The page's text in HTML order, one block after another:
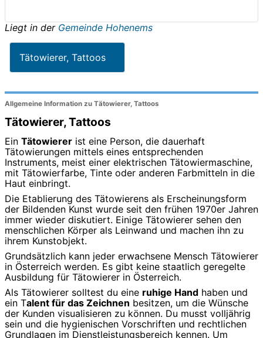
Liegt in der Gemeinde Hohenems
Tätowierer, Tattoos
Allgemeine Information zu Tätowierer, Tattoos
Tätowierer, Tattoos
Ein Tätowierer ist eine Person, die dauerhaft
Tätowierungen mittels eines entsprechenden
Instruments, meist einer elektrischen Tätowiermaschine,
mit Tätowierfarbe, Tinte oder anderen Farbmitteln in die
Haut einbringt.
Die Etablierung des Tätowierens als Erscheinungsform
der Bildenden Kunst wurde seit den frühen 1970er Jahren
immer wieder diskutiert. Einige Tätowierer sehen den
menschlichen Körper als Leinwand und machen ihn zu
ihrem Kunstobjekt.
Grundsätzlich kann jeder erwachsene Mensch Tätowierer
in Österreich werden. Es gibt keine staatlich geregelte
Ausbildung für Tätowierer in Österreich.
Als Tätowierer solltest du eine ruhige Hand haben und
ein Talent für das Zeichnen besitzen, um die Wünsche
der Kunden visualisieren zu können. Du musst volljährig
sein und die hygienischen Vorschriften und rechtlichen
Grundlagen im Dienstleistungsbereich kennen. Um